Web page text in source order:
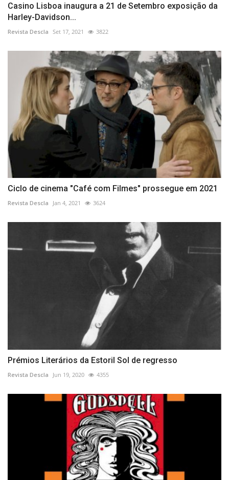
Casino Lisboa inaugura a 21 de Setembro exposição da
Harley-Davidson...
Revista Descla Set 17, 2021 3822
Ciclo de cinema "Café com Filmes" prossegue em 2021
Revista Descla Jan 4, 2021 3624
Prémios Literários da Estoril Sol de regresso
Revista Descla Jun 19, 2020 4355